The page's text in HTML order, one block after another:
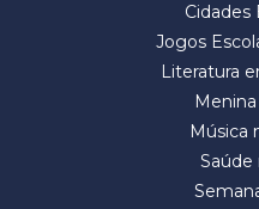
Cidades
Jogos
Literatura
Música
Saúde